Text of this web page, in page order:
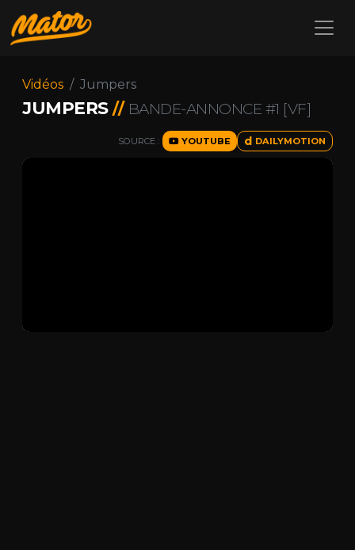
Vidéos Jumpers
JUMPERS // BANDE-ANNONCE #1 [VF]
SOURCE : YOUTUBE DAILYMOTION